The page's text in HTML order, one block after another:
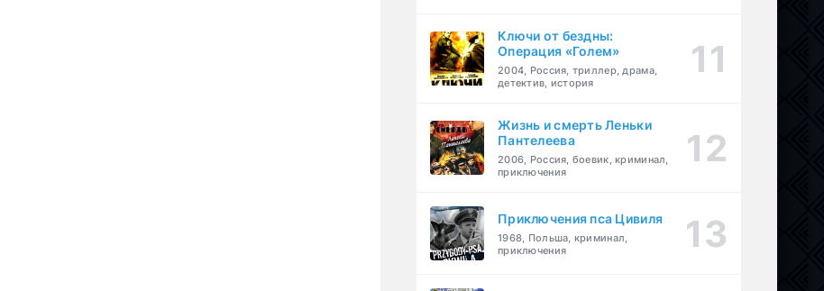
Ключи от бездны:
Операция «Голем»
2004, Россия, триллер, драма,
детектив, история
Жизнь и смерть Леньки
Пантелеева
2006, Россия, боевик, криминал,
приключения
Приключения пса Цивиля
1968, Польша, криминал,
приключения